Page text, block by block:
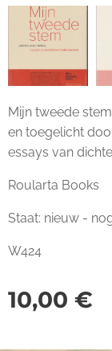
Mijn tweede
en toegelicht
essays van
Roularta Books
Staat: nieuw -
W424
10,00 €